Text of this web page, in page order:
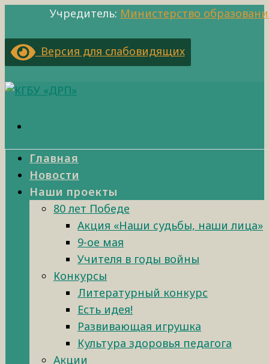
Учредитель: Министерство
Версия для слабовидящих
Главная
Новости
Наши проекты
80 лет Победе
Акция «Наши судьбы, наши лица»
9-ое мая
Учителя в годы войны
Конкурсы
Литературный конкурс
Есть идея!
Развивающая игрушка
Культура здоровья педагога
Акции